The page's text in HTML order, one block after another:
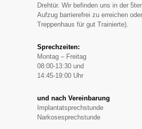
Drehtür. Wir befinden uns in der
Aufzug barrierefrei zu erreichen
Treppenhaus für gut Trainierte).
Sprechzeiten:
Montag – Freitag
08:00-13:30 und
14:45-19:00 Uhr
und nach Vereinbarung
Implantatsprechstunde
Narkosesprechstunde